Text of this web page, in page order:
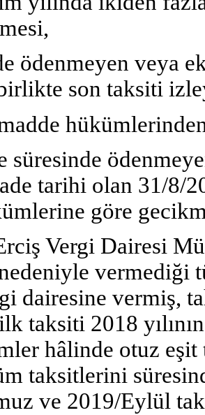
ödenmeyen veya
son taksiti
süresinde
tarihi olan 31/8/
göre
Vergi Dairesi
vermediği
dairesine vermiş,
taksiti 2018
hâlinde otuz
taksitlerini
ve 2019/Eylül